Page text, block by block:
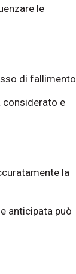
le
di
considerato e
la
anticipata può